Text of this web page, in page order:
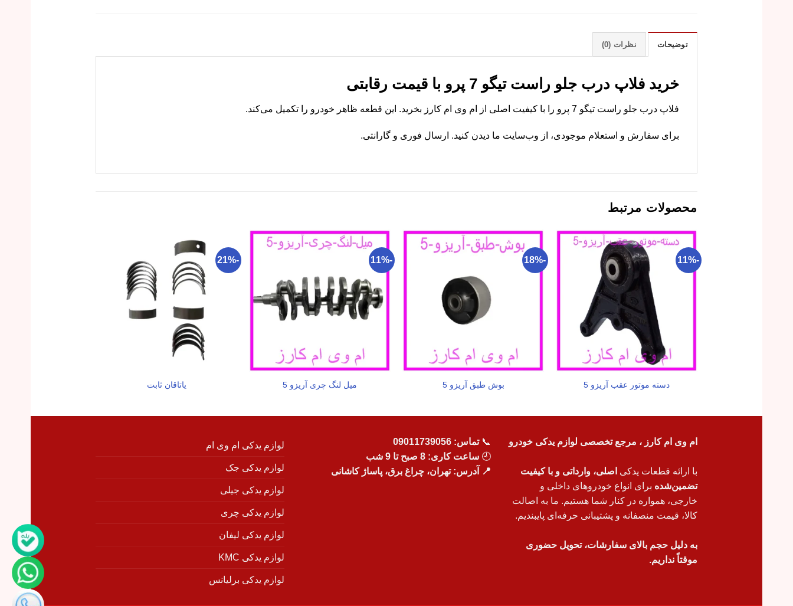
توضیحات نظرات (0)
خرید فلاپ درب جلو راست تیگو 7 پرو با قیمت رقابتی
فلاپ درب جلو راست تیگو 7 پرو را با کیفیت اصلی از ام وی ام کارز بخرید. این قطعه ظاهر خودرو را تکمیل می‌کند.
برای سفارش و استعلام موجودی، از وب‌سایت ما دیدن کنید. ارسال فوری و گارانتی.
محصولات مرتبط
-11%
دسته موتور عقب آریزو 5
-18%
بوش طبق آریزو 5
-11%
میل لنگ چری آریزو 5
-21%
یاتاقان ثابت
ام وی ام کارز ، مرجع تخصصی لوازم یدکی خودرو
با ارائه قطعات یدکی اصلی، وارداتی و با کیفیت
تضمین‌شده برای انواع خودروهای داخلی و
خارجی، همواره در کنار شما هستیم. ما به اصالت
کالا، قیمت منصفانه و پشتیبانی حرفه‌ای پایبندیم.
به دلیل حجم بالای سفارشات، تحویل حضوری
موقتاً نداریم.
📞تماس: 09011739056
🕘 ساعت کاری: 8 صبح تا 9 شب
📍 آدرس: تهران، چراغ برق، پاساژ کاشانی
لوازم یدکی ام وی ام
لوازم یدکی جک
لوازم یدکی جیلی
لوازم یدکی چری
لوازم یدکی لیفان
لوازم یدکی KMC
لوازم یدکی برلیانس